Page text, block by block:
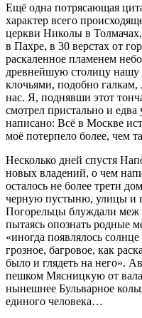
Ещё одна потрясающая
характер всего
церкви Николы в
в Пахре, в 30 верстах от
раскаленное пламенем
древнейшую столицу нашу
клочьями, подобно галкам,
нас. Я, поднявши этот
смотрел пристально и
написано: Всё в Москве
моё потерпело более, чем
Несколько дней спустя
новых владений, о чем
осталось не более трети
черную пустыню, улицы и
Погорельцы блуждали меж
пытаясь опознать родные
«иногда появлялось
грозное, багровое, как
было и глядеть на него».
пешком Мясницкую от
нынешнее Бульварное
единого человека…